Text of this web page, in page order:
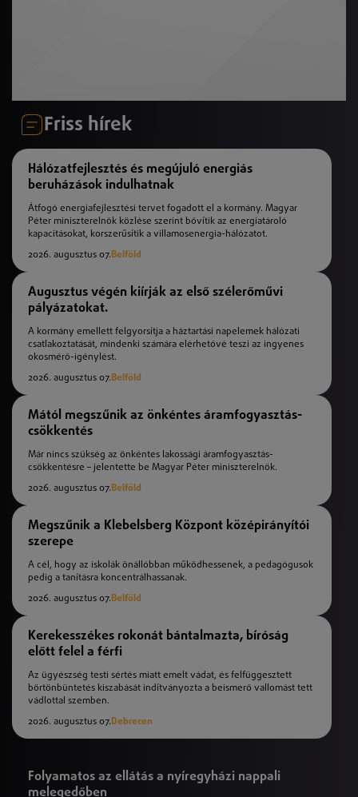
Friss hírek
Hálózatfejlesztés és megújuló energiás
beruházások indulhatnak
Átfogó energiafejlesztési tervet fogadott el a kormány. Magyar
Péter miniszterelnök közlése szerint bővítik az energiatároló
kapacitásokat, korszerűsítik a villamosenergia-hálózatot.
2026. augusztus 07.Belföld
Augusztus végén kiírják az első szélerőművi
pályázatokat.
A kormány emellett felgyorsítja a háztartási napelemek hálózati
csatlakoztatását, mindenki számára elérhetővé teszi az ingyenes
okosmérő-igénylést.
2026. augusztus 07.Belföld
Mától megszűnik az önkéntes áramfogyasztás-
csökkentés
Már nincs szükség az önkéntes lakossági áramfogyasztás-
csökkentésre – jelentette be Magyar Péter miniszterelnök.
2026. augusztus 07.Belföld
Megszűnik a Klebelsberg Központ középirányítói
szerepe
A cél, hogy az iskolák önállóbban működhessenek, a pedagógusok
pedig a tanításra koncentrálhassanak.
2026. augusztus 07.Belföld
Kerekesszékes rokonát bántalmazta, bíróság
előtt felel a férfi
Az ügyészség testi sértés miatt emelt vádat, és felfüggesztett
börtönbüntetés kiszabását indítványozta a beismerő vallomást tett
vádlottal szemben.
2026. augusztus 07.Debrecen
Folyamatos az ellátás a nyíregyházi nappali
melegedőben